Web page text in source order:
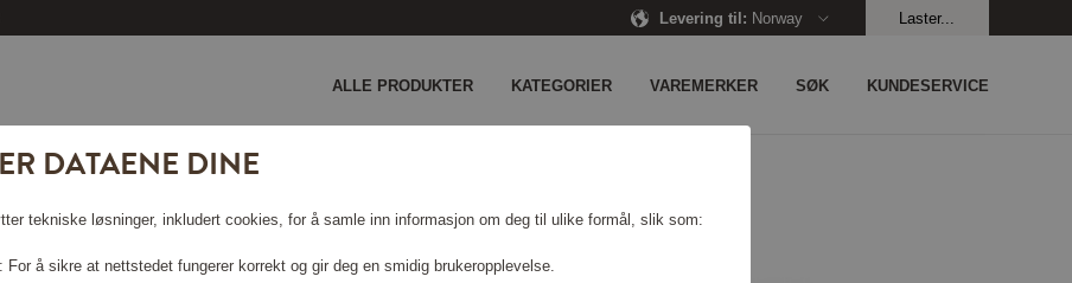
Levering til: Norway Laster...
ALLE PRODUKTER KATEGORIER VAREMERKER SØK KUNDESERVICE
DATAENE DINE
tekniske løsninger, inkludert cookies, for å samle inn informasjon om deg til ulike formål, slik som:
For å sikre at nettstedet fungerer korrekt og gir deg en smidig brukeropplevelse.